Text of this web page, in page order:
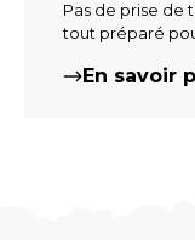
Pas de prise de
tout préparé
En savoir